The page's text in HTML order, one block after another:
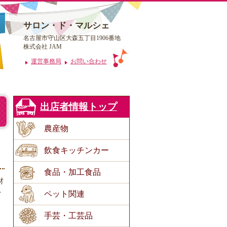
出店者情報トップ
農産物
飲食キッチンカー
食品・加工食品
ペット関連
手芸・工芸品
サロン・ド・マルシェ
名古屋市守山区大森五丁目1906番地
株式会社 JAM
運営事務局 お問い合わせ